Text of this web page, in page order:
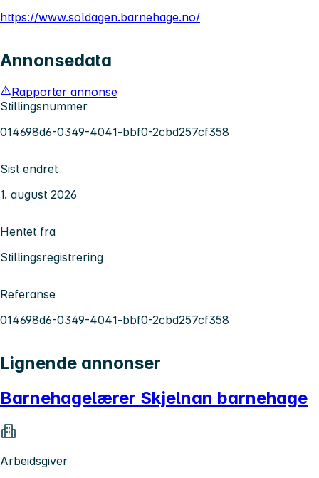
https://www.soldagen.barnehage.no/
Annonsedata
Rapporter annonse
Stillingsnummer
014698d6-0349-4041-bbf0-2cbd257cf358
Sist endret
1. august 2026
Hentet fra
Stillingsregistrering
Referanse
014698d6-0349-4041-bbf0-2cbd257cf358
Lignende annonser
Barnehagelærer Skjelnan barnehage
Arbeidsgiver